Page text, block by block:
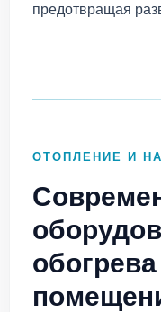
предотвращая
ОТОПЛЕНИЕ И